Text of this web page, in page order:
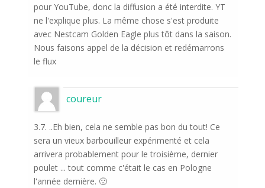
pour YouTube, donc la diffusion a été interdite. YT
ne l'explique plus. La même chose s'est produite
avec Nestcam Golden Eagle plus tôt dans la saison.
Nous faisons appel de la décision et redémarrons
le flux
coureur
3.7. ..Eh bien, cela ne semble pas bon du tout! Ce
sera un vieux barbouilleur expérimenté et cela
arrivera probablement pour le troisième, dernier
poulet ... tout comme c'était le cas en Pologne
l'année dernière. 🙁